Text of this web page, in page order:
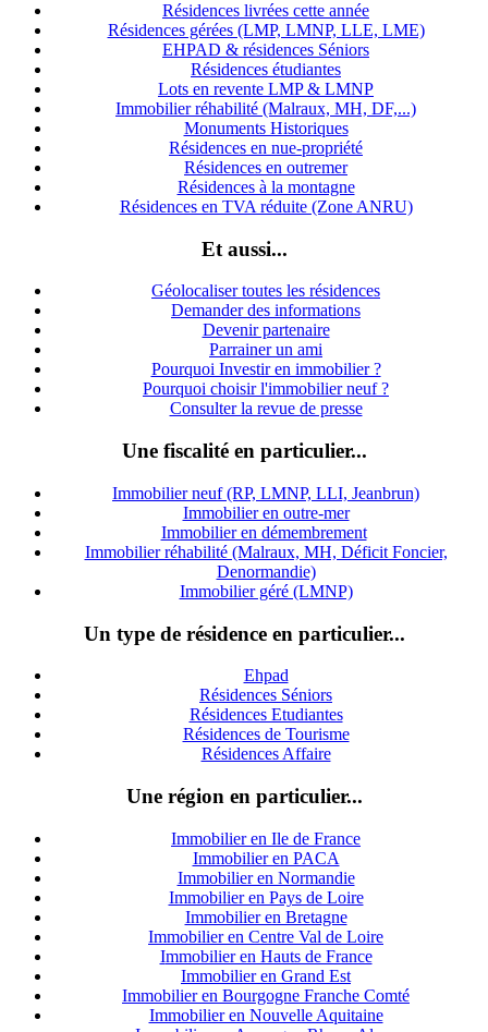
Résidences livrées cette année
Résidences gérées (LMP, LMNP, LLE, LME)
EHPAD & résidences Séniors
Résidences étudiantes
Lots en revente LMP & LMNP
Immobilier réhabilité (Malraux, MH, DF,...)
Monuments Historiques
Résidences en nue-propriété
Résidences en outremer
Résidences à la montagne
Résidences en TVA réduite (Zone ANRU)
Et aussi...
Géolocaliser toutes les résidences
Demander des informations
Devenir partenaire
Parrainer un ami
Pourquoi Investir en immobilier ?
Pourquoi choisir l'immobilier neuf ?
Consulter la revue de presse
Une fiscalité en particulier...
Immobilier neuf (RP, LMNP, LLI, Jeanbrun)
Immobilier en outre-mer
Immobilier en démembrement
Immobilier réhabilité (Malraux, MH, Déficit Foncier,
Denormandie)
Immobilier géré (LMNP)
Un type de résidence en particulier...
Ehpad
Résidences Séniors
Résidences Etudiantes
Résidences de Tourisme
Résidences Affaire
Une région en particulier...
Immobilier en Ile de France
Immobilier en PACA
Immobilier en Normandie
Immobilier en Pays de Loire
Immobilier en Bretagne
Immobilier en Centre Val de Loire
Immobilier en Hauts de France
Immobilier en Grand Est
Immobilier en Bourgogne Franche Comté
Immobilier en Nouvelle Aquitaine